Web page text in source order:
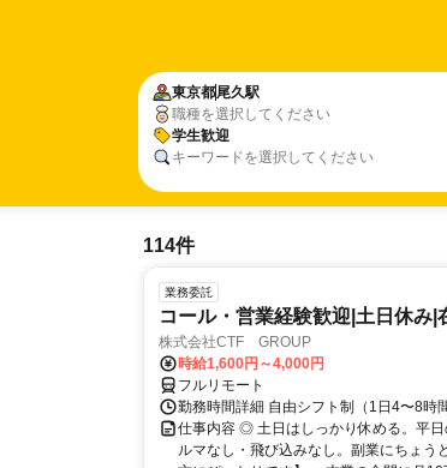
東京都尾久駅
職種を選択してください
学生歓迎
キーワードを選択してください
114件
業務委託
コール・営業経験歓迎|土日休み|
株式会社CTF GROUP
時給1,600円～4,000円
フルリモート
勤務時間詳細 自由シフト制（1日4〜8時間
仕事内容 ◎ 土日はしっかり休める。平
ルマなし・飛び込みなし。副業にちょう